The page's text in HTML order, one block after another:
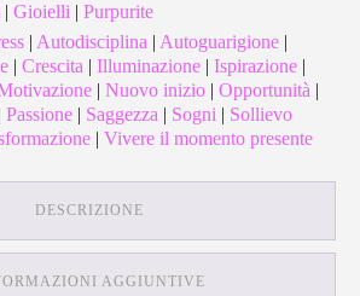
Gioielli
Purpurite
Autodisciplina Autoguarigione
Crescita Illuminazione Ispirazione
Nuovo inizio Opportunità
Passione Saggezza Sogni
Sollievo
Vivere il momento presente
DESCRIZIONE
AGGIUNTIVE